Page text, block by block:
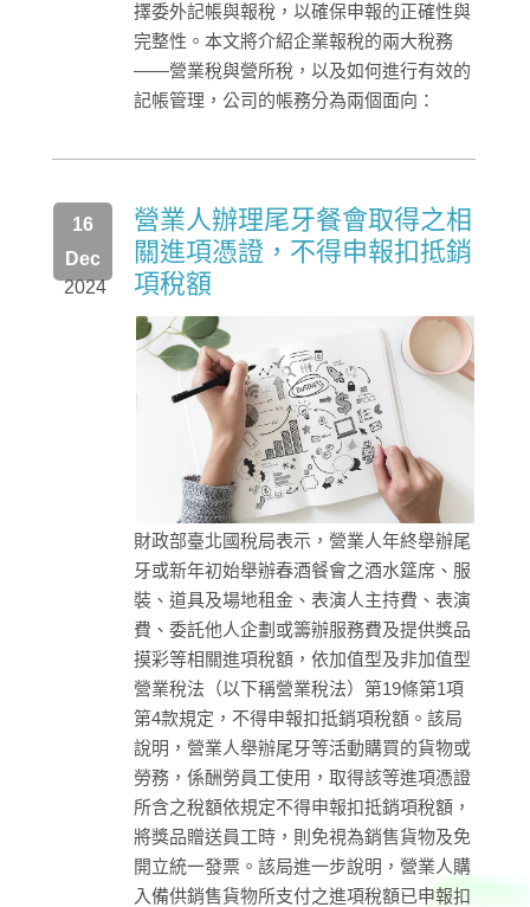
擇委外記帳與報稅，以確保申報的正確性與
完整性。本文將介紹企業報稅的兩大稅務
——營業稅與營所稅，以及如何進行有效的
記帳管理，公司的帳務分為兩個面向：
2024
16
Dec
營業人辦理尾牙餐會取得之相
關進項憑證，不得申報扣抵銷
項稅額
財政部臺北國稅局表示，營業人年終舉辦尾
牙或新年初始舉辦春酒餐會之酒水筵席、服
裝、道具及場地租金、表演人主持費、表演
費、委託他人企劃或籌辦服務費及提供獎品
摸彩等相關進項稅額，依加值型及非加值型
營業稅法（以下稱營業稅法）第19條第1項
第4款規定，不得申報扣抵銷項稅額。該局
說明，營業人舉辦尾牙等活動購買的貨物或
勞務，係酬勞員工使用，取得該等進項憑證
所含之稅額依規定不得申報扣抵銷項稅額，
將獎品贈送員工時，則免視為銷售貨物及免
開立統一發票。該局進一步說明，營業人購
入備供銷售貨物所支付之進項稅額已申報扣